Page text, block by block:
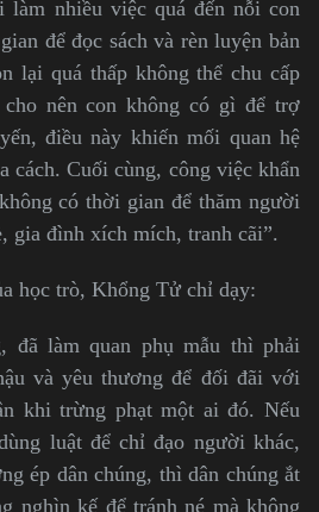
làm nhiều việc quá đến nỗi con
để đọc sách và rèn luyện bản
lại quá thấp không thể chu cấp
nên con không có gì để trợ
điều này khiến mối quan hệ
cách. Cuối cùng, công việc khẩn
có thời gian để thăm người
gia đình xích mích, tranh cãi”.
học trò, Khổng Tử chỉ dạy:
đã làm quan phụ mẫu thì phải
và yêu thương để đối đãi với
khi trừng phạt một ai đó. Nếu
luật để chỉ đạo người khác,
ép dân chúng, thì dân chúng ắt
nghìn kế để tránh né mà không